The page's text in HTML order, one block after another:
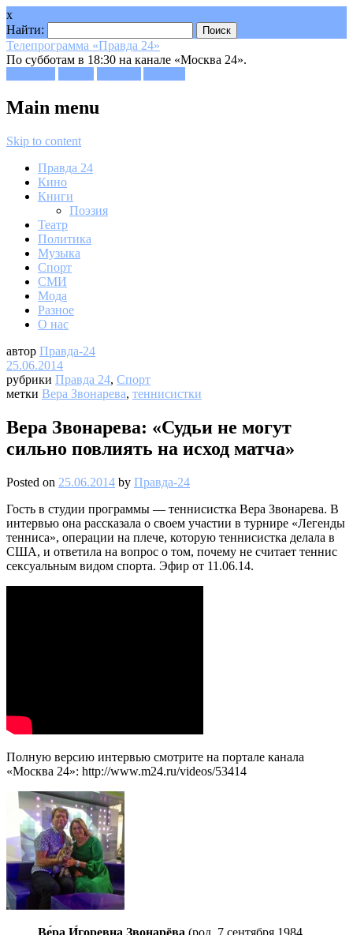
x
Найти:
Телепрограмма «Правда 24»
По субботам в 18:30 на канале «Москва 24».
Main menu
Skip to content
Правда 24
Кино
Книги
Поэзия
Театр
Политика
Музыка
Спорт
СМИ
Мода
Разное
О нас
автор Правда-24
25.06.2014
рубрики Правда 24, Спорт
метки Вера Звонарева, теннисистки
Вера Звонарева: «Судьи не могут
сильно повлиять на исход матча»
Posted on 25.06.2014 by Правда-24
Гость в студии программы — теннисистка Вера Звонарева. В
интервью она рассказала о своем участии в турнире «Легенды
тенниса», операции на плече, которую теннисистка делала в
США, и ответила на вопрос о том, почему не считает теннис
сексуальным видом спорта. Эфир от 11.06.14.
Полную версию интервью смотрите на портале канала
«Москва 24»: http://www.m24.ru/videos/53414
Ве́ра И́горевна Звонарёва (род. 7 сентября 1984